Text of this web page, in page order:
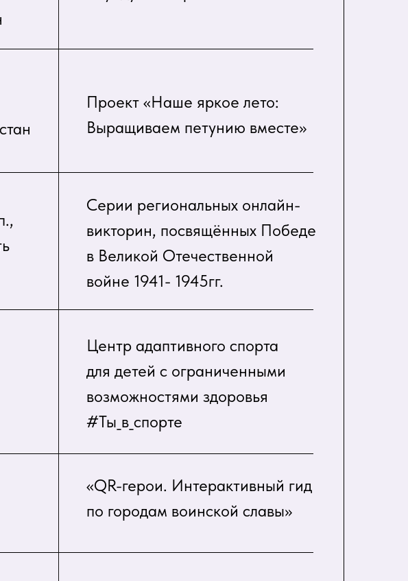
Проект «Наше яркое лето:
Выращиваем петунию вместе»
Серии региональных онлайн-
викторин, посвящённых Победе
в Великой Отечественной
войне 1941- 1945гг.
Центр адаптивного спорта
для детей с ограниченными
возможностями здоровья
#Ты_в_спорте
«QR-герои. Интерактивный гид
по городам воинской славы»